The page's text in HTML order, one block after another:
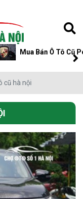
Mua Bán Ô Tô Cũ
cũ hà nội